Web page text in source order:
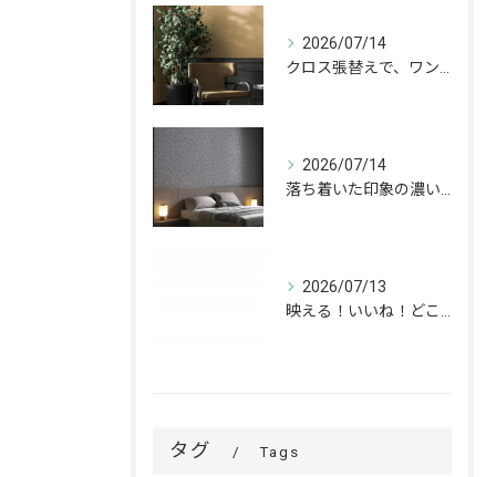
2026/07/14
2026/07/14
2026/07/13
タグ Tags